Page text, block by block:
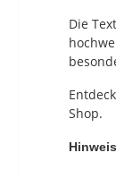
Die
Shop.